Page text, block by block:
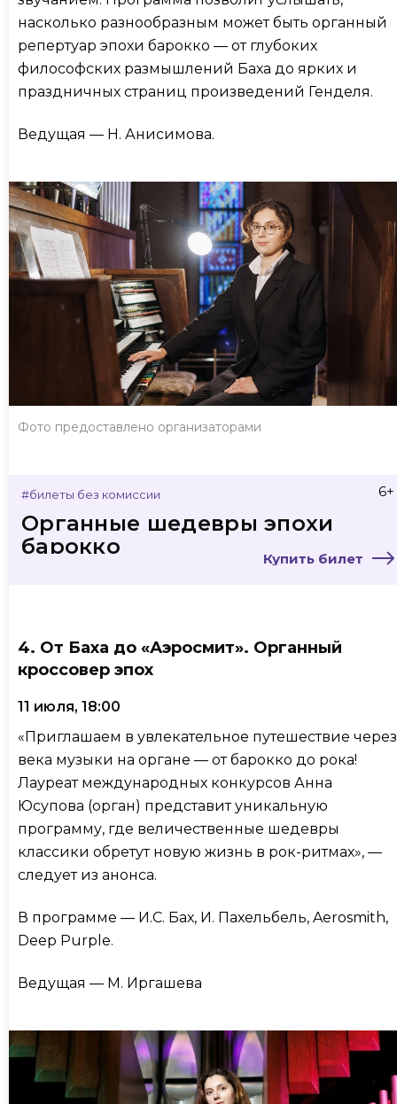
насколько разнообразным может быть органный
репертуар эпохи барокко — от глубоких
философских размышлений Баха до ярких и
праздничных страниц произведений Генделя.
Ведущая — Н. Анисимова.
Фото предоставлено организаторами
6+
#билеты без комиссии
Купить билет
Органные шедевры эпохи
барокко
4. От Баха до «Аэросмит». Органный
кроссовер эпох
11 июля, 18:00
«Приглашаем в увлекательное путешествие через
века музыки на органе — от барокко до рока!
Лауреат международных конкурсов Анна
Юсупова (орган) представит уникальную
программу, где величественные шедевры
классики обретут новую жизнь в рок-ритмах», —
следует из анонса.
В программе — И.С. Бах, И. Пахельбель, Aerosmith,
Deep Purple.
Ведущая — М. Иргашева